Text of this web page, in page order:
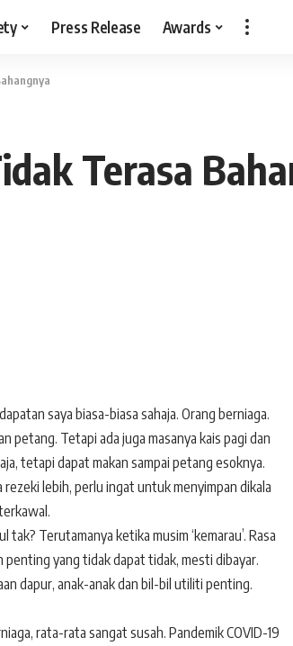
Press Release Awards
Terasa
saya biasa-biasa sahaja. Orang berniaga.
petang. Tetapi ada juga masanya kais pagi dan
tetapi dapat makan sampai petang esoknya.
lebih, perlu ingat untuk menyimpan dikala
Terutamanya ketika musim ‘kemarau’. Rasa
penting yang tidak dapat tidak, mesti dibayar.
dapur, anak-anak dan bil-bil utiliti penting.
rata-rata sangat susah. Pandemik COVID-19